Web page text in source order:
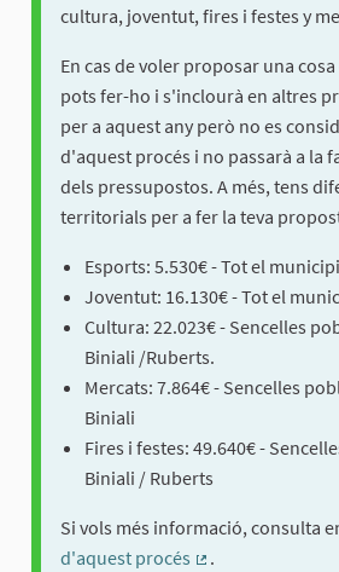
cultura, joventut, fires i festes y
En cas de voler proposar una
pots fer-ho i s'inclourà en altres
per a aquest any però no es
d'aquest procés i no passarà a la
dels pressupostos. A més, tens
territorials per a fer la teva
Esports: 5.530€ - Tot el municipi
Joventut: 16.130€ - Tot el
Cultura: 22.023€ - Sencelles
Biniali /Ruberts.
Mercats: 7.864€ - Sencelles
Biniali
Fires i festes: 49.640€ -
Biniali / Ruberts
Si vols més informació, consulta
d'aquest procés
.